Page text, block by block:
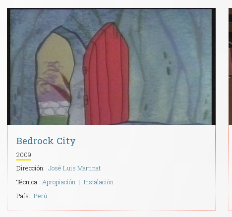
Bedrock City
2009
Dirección: José Luis Martinat
Técnica: Apropiación
Instalación
País: Perú